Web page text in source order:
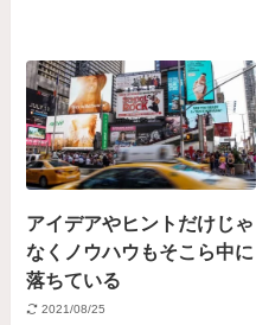
アイデアやヒントだけじゃ
なくノウハウもそこら中に
落ちている
2021/08/25